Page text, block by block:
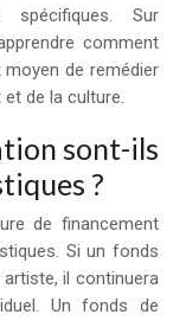
Sur
comment
de remédier
et de la culture.
sont-ils
?
de financement
Si un fonds
il continuera
Un fonds de